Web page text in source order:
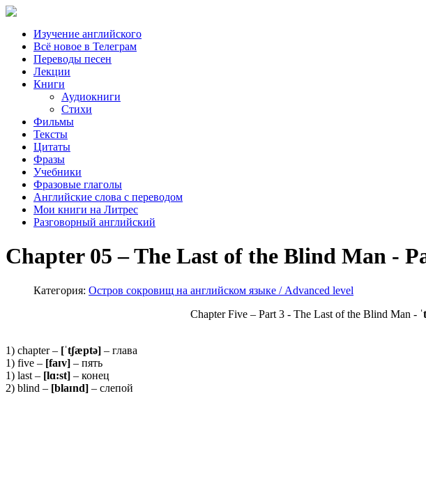
Изучение английского
Всё новое в Телеграм
Переводы песен
Лекции
Книги
Аудиокниги
Стихи
Фильмы
Тексты
Цитаты
Фразы
Учебники
Фразовые глаголы
Английские слова с переводом
Мои книги на Литрес
Разговорный английский
Chapter 05 – The Last of the Blind Man -
Категория: Остров сокровищ на английском языке / Advanced level
Chapter Five – Part 3 - The Last of the Blind Man -
1) chapter – [ˈtʃæptə] – глава
1) five – [faɪv] – пять
1) last – [lɑ:st] – конец
2) blind – [blaɪnd] – слепой